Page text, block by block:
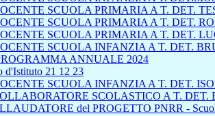
SCUOLA PRIMARIA A T. DET.
SCUOLA PRIMARIA A T. DET.
SCUOLA PRIMARIA A T. DET.
SCUOLA INFANZIA A T. DET.
ANNUALE 2024
d'Istituto 21 12 23
SCUOLA INFANZIA A T. DET.
SCOLASTICO A T. DET.
del PROGETTO PNRR -